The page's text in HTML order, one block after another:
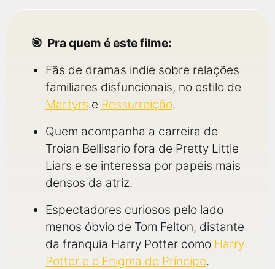
Pra quem é este filme:
Fãs de dramas indie sobre relações
familiares disfuncionais, no estilo de
Martyrs e Ressurreição.
Quem acompanha a carreira de
Troian Bellisario fora de Pretty Little
Liars e se interessa por papéis mais
densos da atriz.
Espectadores curiosos pelo lado
menos óbvio de Tom Felton, distante
da franquia Harry Potter como Harry
Potter e o Enigma do Príncipe.